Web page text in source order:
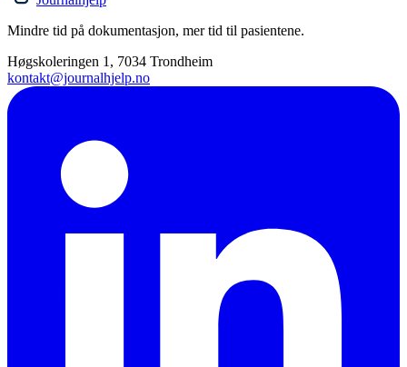
Mindre tid på dokumentasjon, mer tid til pasientene.
Høgskoleringen 1, 7034 Trondheim
kontakt@journalhjelp.no